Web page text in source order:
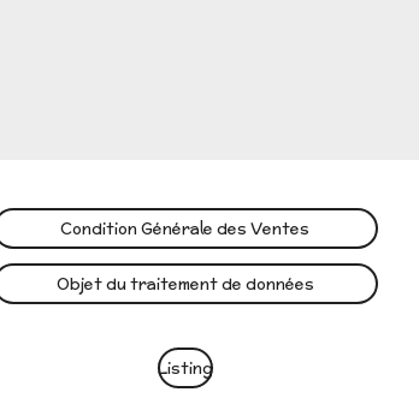
Condition Générale des Ventes
Objet du traitement de données
Listing